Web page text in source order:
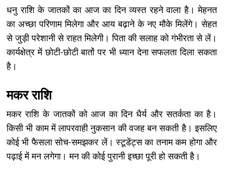
धनु राशि के जातकों का आज का दिन व्यस्त रहने वाला है। मेहनत
का अच्छा परिणाम मिलेगा और आय बढ़ाने के नए मौके मिलेंगे। सेहत
से जुड़ी परेशानी से राहत मिलेगी। पिता की सलाह को गंभीरता से लें।
कार्यक्षेत्र में छोटी-छोटी बातों पर भी ध्यान देना सफलता दिला सकता
है।
मकर राशि
मकर राशि के जातकों को आज का दिन धैर्य और सतर्कता का है।
किसी भी काम में लापरवाही नुकसान की वजह बन सकती है। इसलिए
कोई भी फैसला सोच-समझकर लें। स्टूडेंट्स का तनाम कम होगा और
पढ़ाई में मन लगेगा। मन की कोई पुरानी इच्छा पूरी हो सकती है।